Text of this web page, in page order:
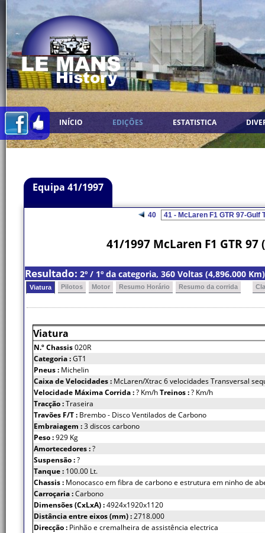
INÍCIO EDIÇÕES ESTATISTICA
Equipa 41/1997
40
41/1997 McLaren F1 GTR
Resultado: 2º / 1º da categoria, 360 Voltas (4,896.000
Viatura Pilotos Motor Resumo Horário Resumo da corrida
Viatura
N.º Chassis020R
Categoria :GT1
Pneus : Michelin
Caixa de Velocidades : McLaren/Xtrac 6 velocidades Transversal
Velocidade Máxima Corrida :? Km/hTreinos :? Km/h
Tracção :Traseira
Travões F/T : Brembo - Disco Ventilados de Carbono
Embraiagem :3 discos carbono
Peso :929 Kg
Amortecedores :?
Suspensão :?
Tanque : 100.00 Lt.
Chassis : Monocasco em fibra de carbono e estrutura em ninho de
Carroçaria :Carbono
Dimensões (CxLxA) :4924x1920x1120
Distância entre eixos (mm) :2718.000
Direcção : Pinhão e cremalheira de assistência electrica